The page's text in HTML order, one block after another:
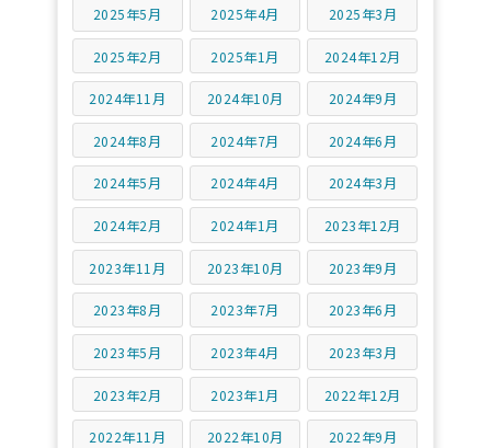
2025年5月 2025年4月 2025年3月
2025年2月 2025年1月 2024年12月
2024年11月 2024年10月 2024年9月
2024年8月 2024年7月 2024年6月
2024年5月 2024年4月 2024年3月
2024年2月 2024年1月 2023年12月
2023年11月 2023年10月 2023年9月
2023年8月 2023年7月 2023年6月
2023年5月 2023年4月 2023年3月
2023年2月 2023年1月 2022年12月
2022年11月 2022年10月 2022年9月